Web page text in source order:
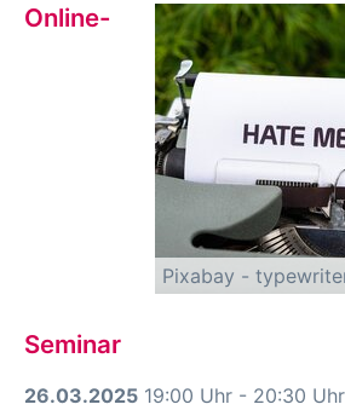
Pixabay -
Online-
Seminar
26.03.2025 19:00 Uhr - 20:30 Uhr